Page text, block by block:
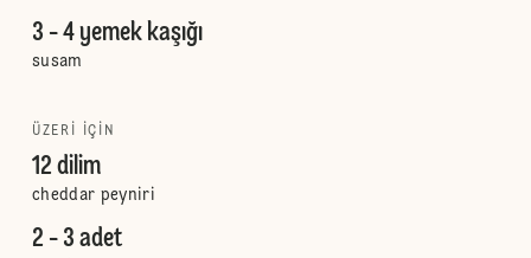
3 - 4 yemek kaşığı
susam
ÜZERI IÇIN
12 dilim
cheddar peyniri
2 - 3 adet